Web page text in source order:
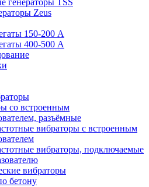
генераторы TSS
Zeus
150-200 А
400-500 А
со встроенным
разъёмные
вибраторы с встроенным
вибраторы, подключаемые
вибраторы
бетону